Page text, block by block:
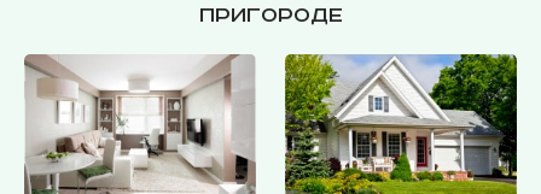
пригороде